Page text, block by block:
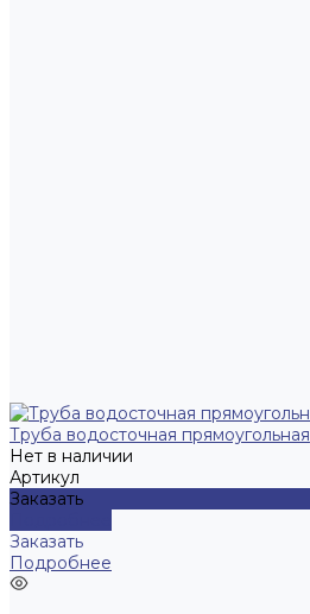
Труба водосточная прямоугольная
Нет в наличии
Артикул
Заказать
Заказать
Подробнее